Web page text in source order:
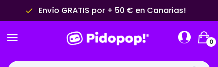
done Envío GRATIS por + 50 € en Canarias!
0